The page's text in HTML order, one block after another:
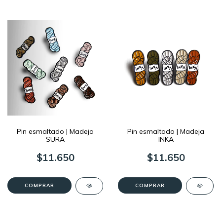
Pin esmaltado | Madeja
SURA
$11.650
COMPRAR
Pin esmaltado | Madeja
INKA
$11.650
COMPRAR